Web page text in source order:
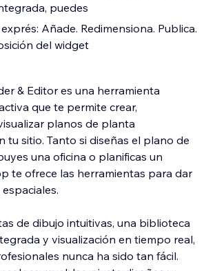
puedes
Añade. Redimensiona. Publica.
del widget
& Editor es una herramienta
que te permite crear,
planos de planta
tu sitio. Tanto si diseñas el plano de
una oficina o planificas un
te ofrece las herramientas para dar
de dibujo intuitivas, una biblioteca
y visualización en tiempo real,
nunca ha sido tan fácil.